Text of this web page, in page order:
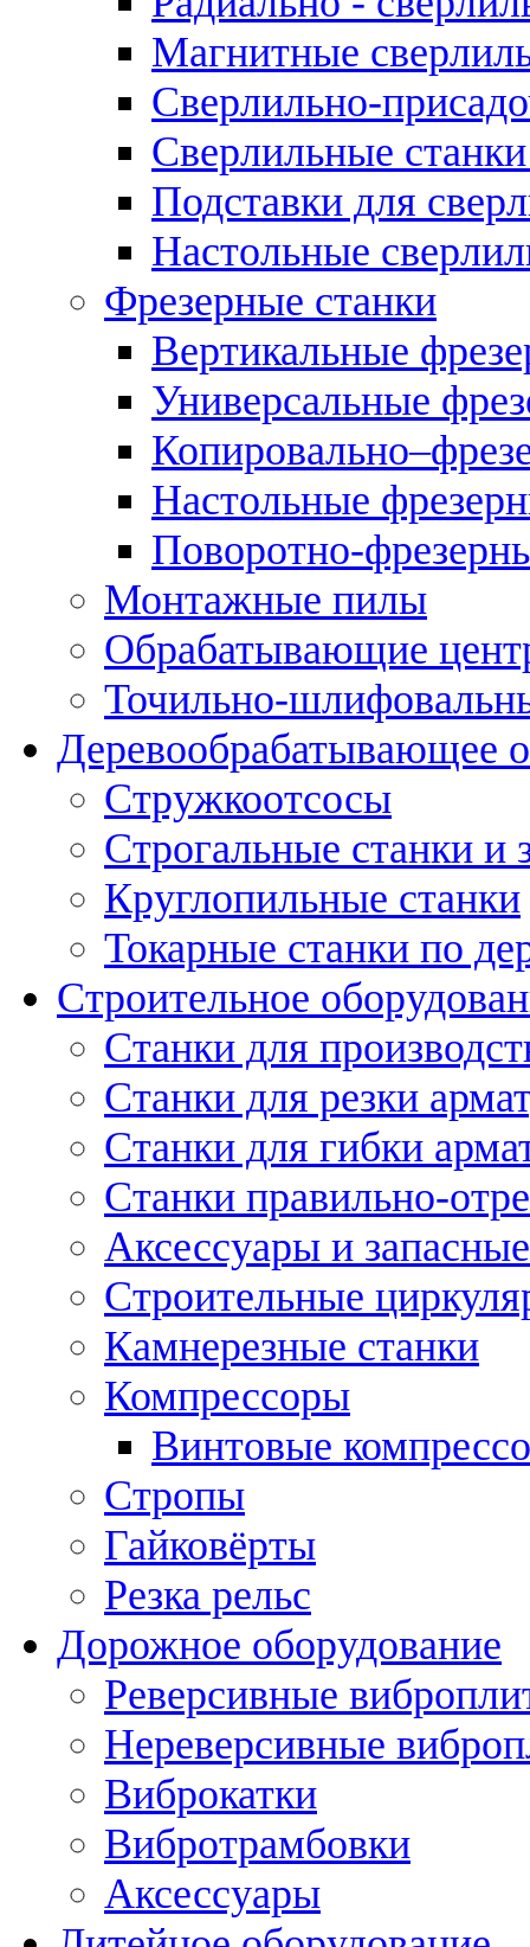
Магнитные
Сверлильно-
Сверлильные
Подставки для
Настольные
Фрезерные станки
Вертикальные
Универсальные
Настольные
Поворотно-
Монтажные пилы
Обрабатывающие
Точильно-
Деревообрабатывающее
Стружкоотсосы
Строгальные станки и
Круглопильные станки
Токарные станки по
Строительное
Станки для
Станки для резки
Станки для гибки
Станки правильно-
Аксессуары и
Строительные
Камнерезные станки
Компрессоры
Винтовые
Стропы
Гайковёрты
Резка рельс
Дорожное оборудование
Реверсивные
Нереверсивные
Виброкатки
Вибротрамбовки
Аксессуары